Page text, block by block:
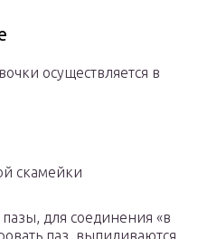
осуществляется в
скамейки
для соединения «в
паз, выпиливаются